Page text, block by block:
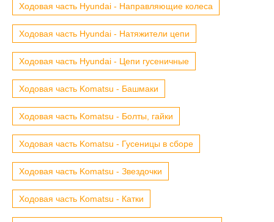
Ходовая часть Hyundai - Направляющие колеса
Ходовая часть Hyundai - Натяжители цепи
Ходовая часть Hyundai - Цепи гусеничные
Ходовая часть Komatsu - Башмаки
Ходовая часть Komatsu - Болты, гайки
Ходовая часть Komatsu - Гусеницы в сборе
Ходовая часть Komatsu - Звездочки
Ходовая часть Komatsu - Катки